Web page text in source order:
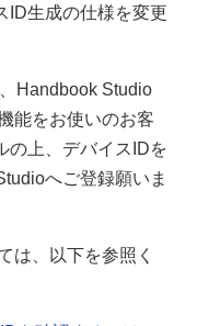
ID生成の仕様を変更
Handbook Studio
能をお使いのお客
の上、デバイスIDを
へご登録願いま
は、以下を参照く